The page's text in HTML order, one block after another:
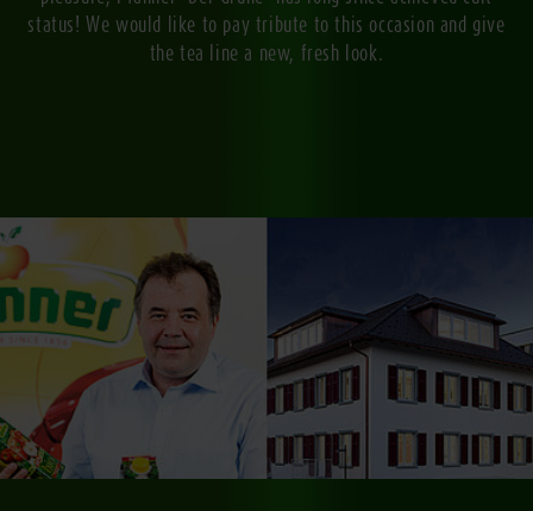
status! We would like to pay tribute to this occasion and give
the tea line a new, fresh look.